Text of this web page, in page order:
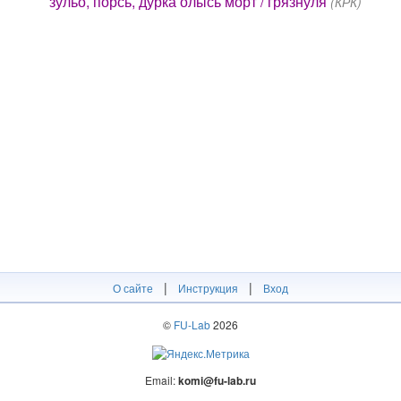
О сайте | Инструкция | Вход
© FU-Lab2026
Email:komi@fu-lab.ru